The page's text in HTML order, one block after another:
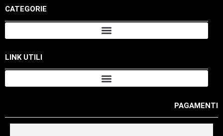
CATEGORIE
LINK UTILI
PAGAMENTI